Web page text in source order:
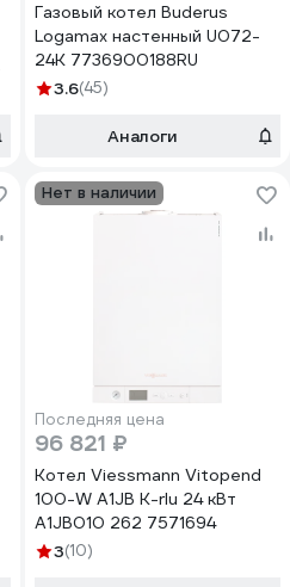
Газовый котел Buderus
Logamax настенный U072-
24K 7736900188RU
3.6(45)
Аналоги
Нет в наличии
Последняя цена
96 821 ₽
Котел Viessmann Vitopend
100-W A1JB K-rlu 24 кВт
A1JB010 262 7571694
3(10)